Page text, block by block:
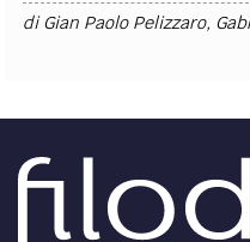
diGian Paolo Pelizzaro,